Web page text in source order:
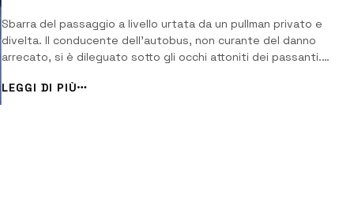
Sbarra del passaggio a livello urtata da un pullman privato e
divelta. Il conducente dell’autobus, non curante del danno
arrecato, si è dileguato sotto gli occhi attoniti dei passanti.
persone ha comportato un non indifferente rallentamento del
traffico veicolare, in quanto i vigili ur...
LEGGI DI PIÙ